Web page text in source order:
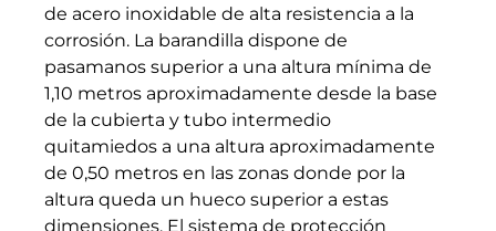
de acero inoxidable de alta resistencia a la
corrosión. La barandilla dispone de
pasamanos superior a una altura mínima de
1,10 metros aproximadamente desde la base
de la cubierta y tubo intermedio
quitamiedos a una altura aproximadamente
de 0,50 metros en las zonas donde por la
altura queda un hueco superior a estas
dimensiones. El sistema de protección